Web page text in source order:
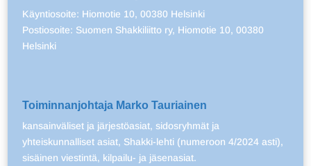
Käyntiosoite: Hiomotie 10, 00380 Helsinki
Postiosoite: Suomen Shakkiliitto ry, Hiomotie 10, 00380
Helsinki
Toiminnanjohtaja Marko Tauriainen
kansainväliset ja järjestöasiat, sidosryhmät ja
yhteiskunnalliset asiat, Shakki-lehti (numeroon 4/2024 asti),
sisäinen viestintä, kilpailu- ja jäsenasiat.